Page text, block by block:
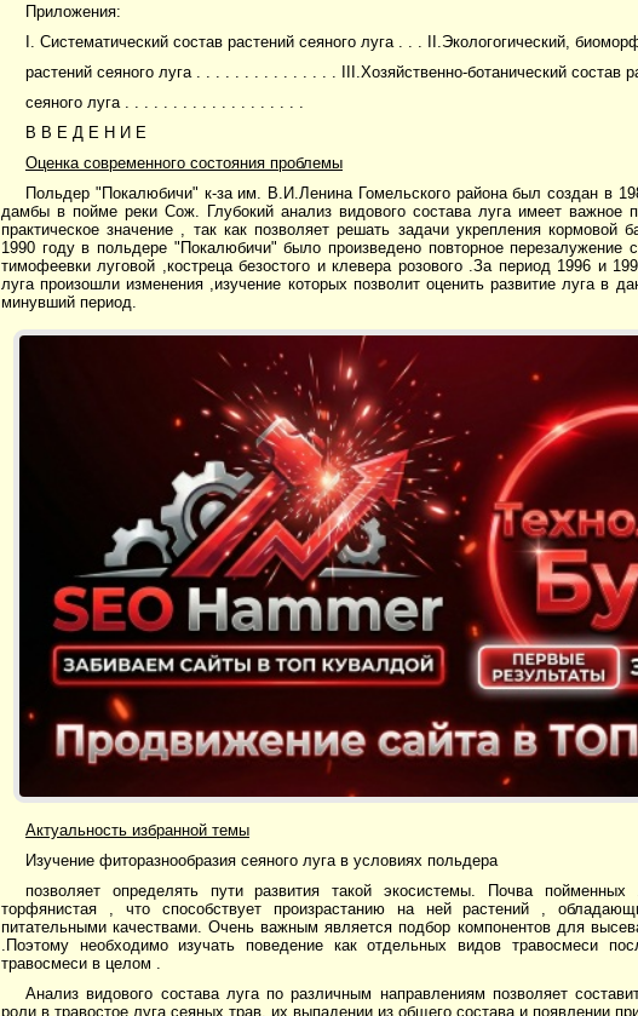
Приложения:
I. Систематический состав растений сеяного луга . . . II.Экологогический,
растений сеяного луга . . . . . . . . . . . . . . . III.Хозяйственно-ботанический состав
сеяного луга . . . . . . . . . . . . . . . . . . .
В В Е Д Е Н И Е
Оценка современного состояния проблемы
Польдер "Покалюбичи" к-за им. В.И.Ленина Гомельского района был создан в
дамбы в пойме реки Сож. Глубокий анализ видового состава луга имеет важное
практическое значение , так как позволяет решать задачи укрепления кормовой
1990 году в польдере "Покалюбичи" было произведено повторное перезалужение
тимофеевки луговой ,костреца безостого и клевера розового .За период 1996 и
луга произошли изменения ,изучение которых позволит оценить развитие луга в
минувший период.
Актуальность избранной темы
Изучение фиторазнообразия сеяного луга в условиях польдера
позволяет определять пути развития такой экосистемы. Почва пойменных
торфянистая , что способствует произрастанию на ней растений ,
питательными качествами. Очень важным является подбор компонентов для
.Поэтому необходимо изучать поведение как отдельных видов травосмеси
травосмеси в целом .
Анализ видового состава луга по различным направлениям позволяет
роли в травостое луга сеяных трав, их выпадении из общего состава и появлении